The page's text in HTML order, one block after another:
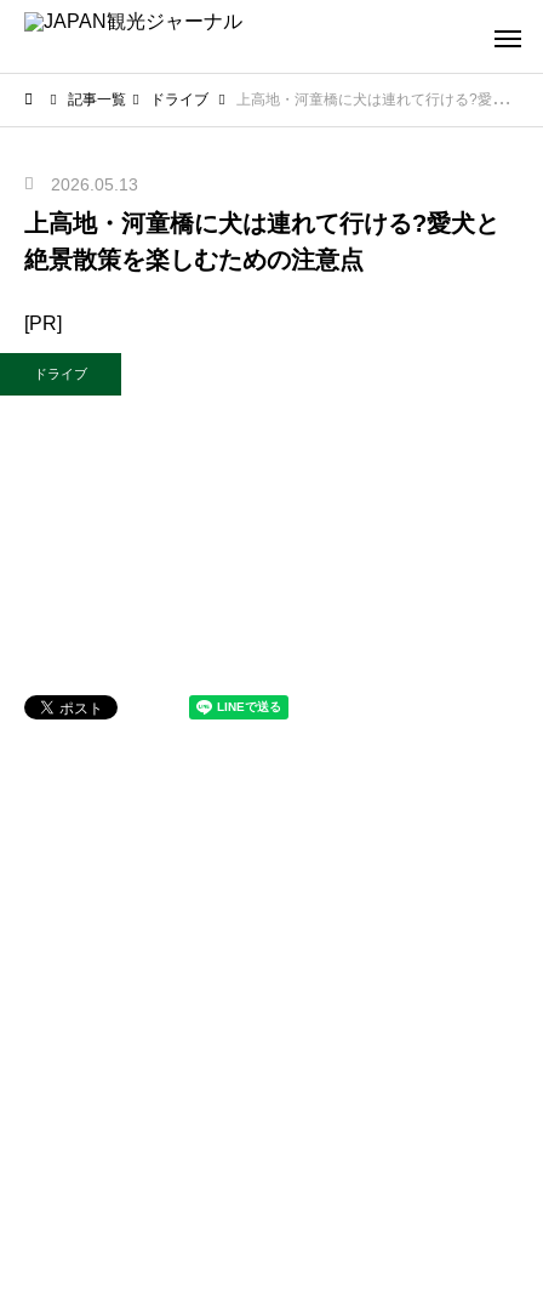
記事一覧 ドライブ 上高地・河童橋に犬は連れて行ける?愛犬と絶景散策を楽しむための注意点
2026.05.13
上高地・河童橋に犬は連れて行ける?愛犬と
絶景散策を楽しむための注意点
[PR]
ドライブ